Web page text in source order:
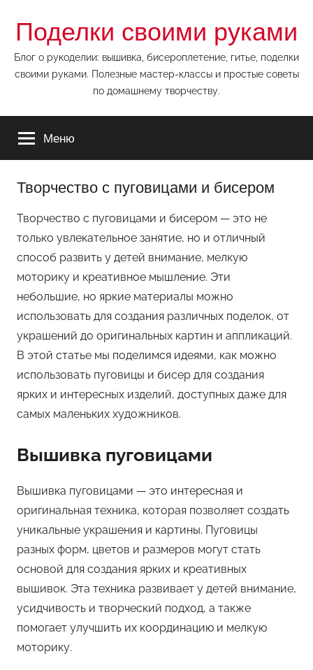
содержимому
Поделки своими руками
Блог о рукоделии: вышивка, бисероплетение, гитье, поделки
своими руками. Полезные мастер-классы и простые советы
по домашнему творчеству.
Меню
Творчество с пуговицами и бисером
Творчество с пуговицами и бисером — это не
только увлекательное занятие, но и отличный
способ развить у детей внимание, мелкую
моторику и креативное мышление. Эти
небольшие, но яркие материалы можно
использовать для создания различных поделок, от
украшений до оригинальных картин и аппликаций.
В этой статье мы поделимся идеями, как можно
использовать пуговицы и бисер для создания
ярких и интересных изделий, доступных даже для
самых маленьких художников.
Вышивка пуговицами
Вышивка пуговицами — это интересная и
оригинальная техника, которая позволяет создать
уникальные украшения и картины. Пуговицы
разных форм, цветов и размеров могут стать
основой для создания ярких и креативных
вышивок. Эта техника развивает у детей внимание,
усидчивость и творческий подход, а также
помогает улучшить их координацию и мелкую
моторику.